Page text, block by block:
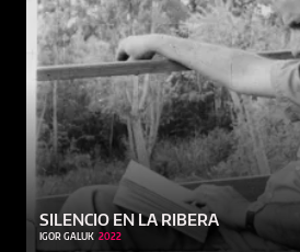
SILENCIO EN LA RIBERA
IGOR GALUK 2022